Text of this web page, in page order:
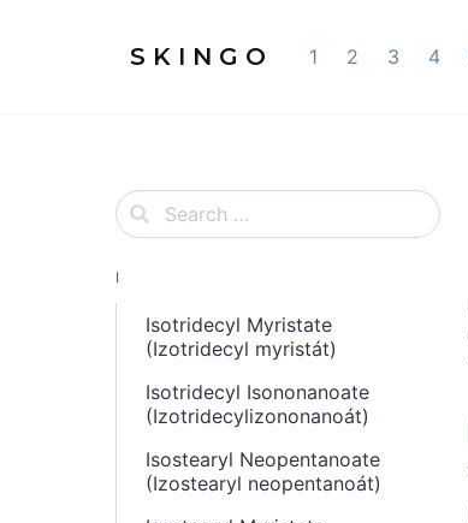
S K I N G O 1 2 3 4
I
Isotridecyl Myristate
(Izotridecyl myristát)
Isotridecyl Isononanoate
(Izotridecylizononanoát)
Isostearyl Neopentanoate
(Izostearyl neopentanoát)